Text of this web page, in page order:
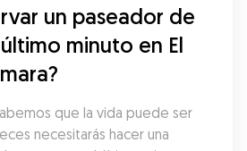
un paseador de
minuto en El
que la vida puede ser
necesitarás hacer una